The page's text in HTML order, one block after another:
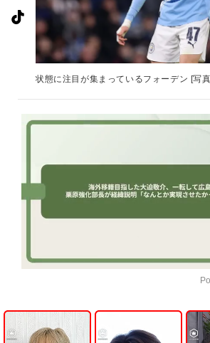
状態に注目が集まっているフォーデン [写